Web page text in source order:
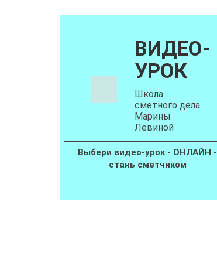
ВИДЕО-
УРОК
Школа
сметного дела
Марины
Левиной
Выбери видео-урок - ОНЛАЙН -
стань сметчиком